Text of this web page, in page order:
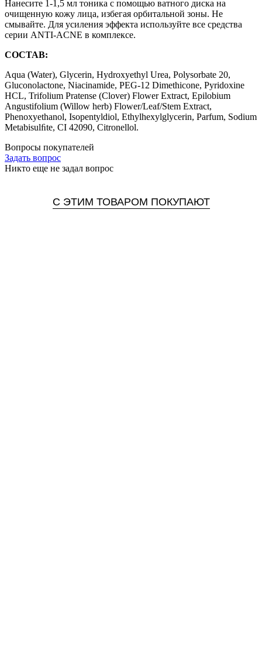
Нанесите 1-1,5 мл тоника с помощью ватного диска на
очищенную кожу лица, избегая орбитальной зоны. Не
смывайте. Для усиления эффекта используйте все средства
серии ANTI-ACNE в комплексе.
СОСТАВ:
Aqua (Water), Glycerin, Hydroxyethyl Urea, Polysorbate 20,
Gluconolactone, Niacinamide, PEG-12 Dimethicone, Pyridoxine
HCL, Trifolium Pratense (Clover) Flower Extract, Epilobium
Angustifolium (Willow herb) Flower/Leaf/Stem Extract,
Phenoxyethanol, Isopentyldiol, Ethylhexylglycerin, Parfum, Sodium
Metabisulﬁte, CI 42090, Citronellol.
Вопросы покупателей
Задать вопрос
Никто еще не задал вопрос
С ЭТИМ ТОВАРОМ ПОКУПАЮТ